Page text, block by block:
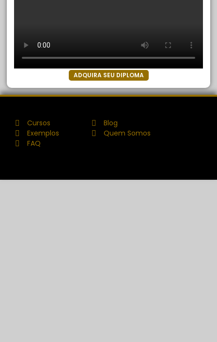
ADQUIRA SEU DIPLOMA
Cursos
Exemplos
FAQ
Blog
Quem Somos